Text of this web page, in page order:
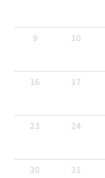
9 10
16 17
23 24
30 31